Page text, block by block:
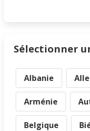
Sélectionner
Albanie
Arménie
Belgique